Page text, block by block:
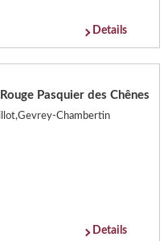
Details
Pasquier des Chênes
Chambertin
Details